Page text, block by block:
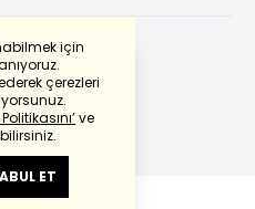
için
çerezleri
ve
ET